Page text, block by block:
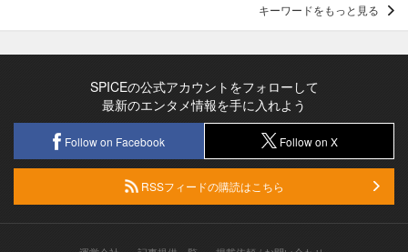
キーワードをもっと見る
SPICEの公式アカウントをフォローして
最新のエンタメ情報を手に入れよう
Follow on Facebook Follow on X
RSSフィードの購読はこちら